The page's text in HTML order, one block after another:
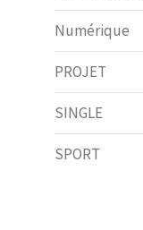
Numérique
PROJET
SINGLE
SPORT